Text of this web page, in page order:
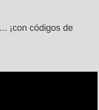
¡con códigos de